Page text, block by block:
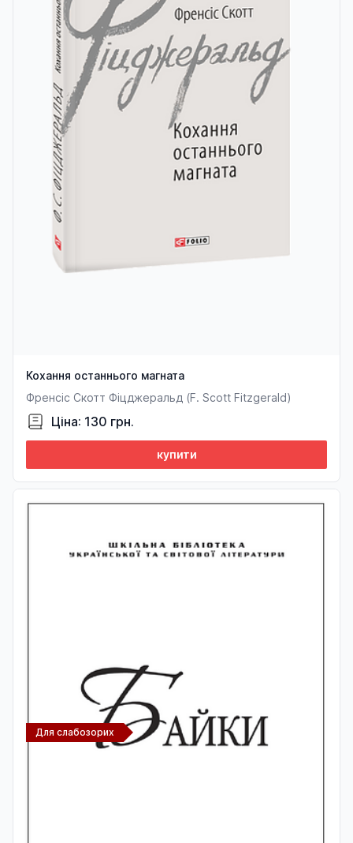
Кохання останнього магната
Френсіс Скотт Фіцджеральд (F. Sсott Fitzgerald)
Ціна: 130 грн.
купити
Для слабозорих